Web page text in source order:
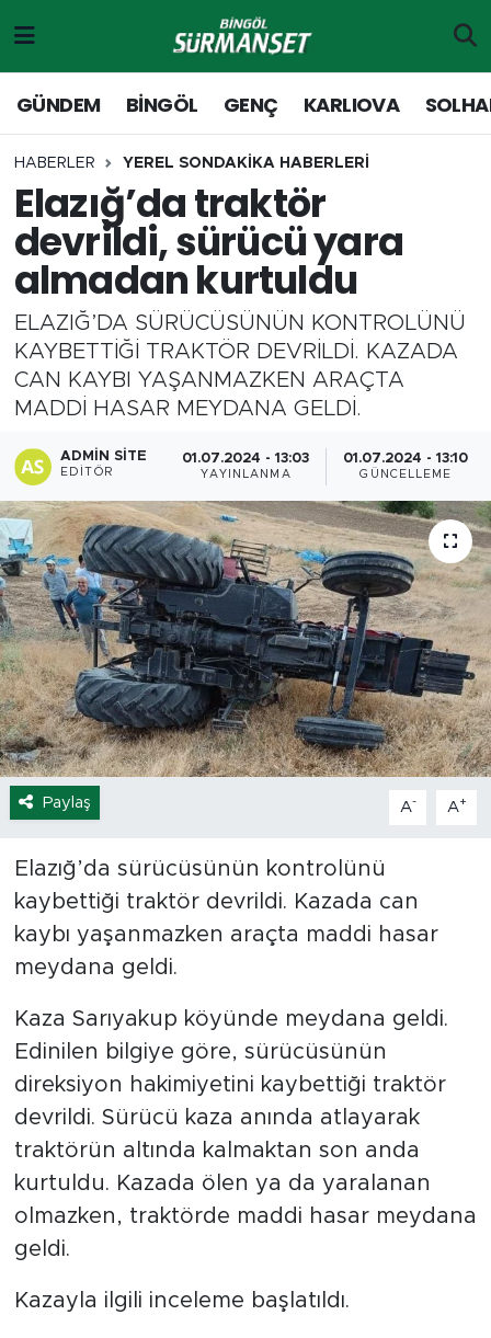
GÜNDEM BİNGÖL GENÇ KARLIOVA
HABERLER YEREL SONDAKİKA HABERLERİ
Elazığ’da traktör
devrildi, sürücü yara
almadan kurtuldu
ELAZIĞ’DA SÜRÜCÜSÜNÜN KONTROLÜNÜ
KAYBETTİĞİ TRAKTÖR DEVRİLDİ. KAZADA
CAN KAYBI YAŞANMAZKEN ARAÇTA
MADDİ HASAR MEYDANA GELDİ.
ADMIN SITE
EDITÖR
01.07.2024 - 13:03
YAYINLANMA
01.07.2024 - 13:10
GÜNCELLEME
Paylaş A- A+
Elazığ’da sürücüsünün kontrolünü
kaybettiği traktör devrildi. Kazada can
kaybı yaşanmazken araçta maddi hasar
meydana geldi.
Kaza Sarıyakup köyünde meydana geldi.
Edinilen bilgiye göre, sürücüsünün
direksiyon hakimiyetini kaybettiği traktör
devrildi. Sürücü kaza anında atlayarak
traktörün altında kalmaktan son anda
kurtuldu. Kazada ölen ya da yaralanan
olmazken, traktörde maddi hasar meydana
geldi.
Kazayla ilgili inceleme başlatıldı.
Genç
Solhan
Karlıova
Adaklı-Kiğı
Yayladere-Yedisu
MD Prestij Dergisi
Siyaset
Spor
Yaşam
Sağlık
Eğitim
Ekonomi
Hava Durumu
Tavz Der
Bingöl Kaza Haberleri
Merkez Hava Durumu
Merkez Trafik Yoğunluk Haritası
Süper Lig Puan Durumu ve Fikstür
Tüm Manşetler
Son Dakika Haberleri
Haber Arşivi